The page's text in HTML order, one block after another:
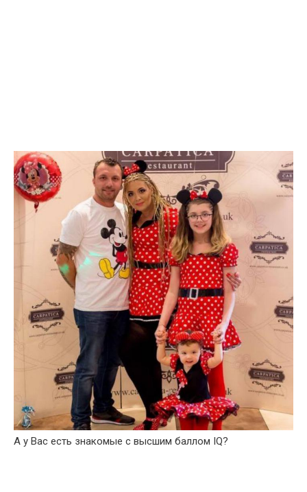
А у Вас есть знакомые с высшим баллом IQ?